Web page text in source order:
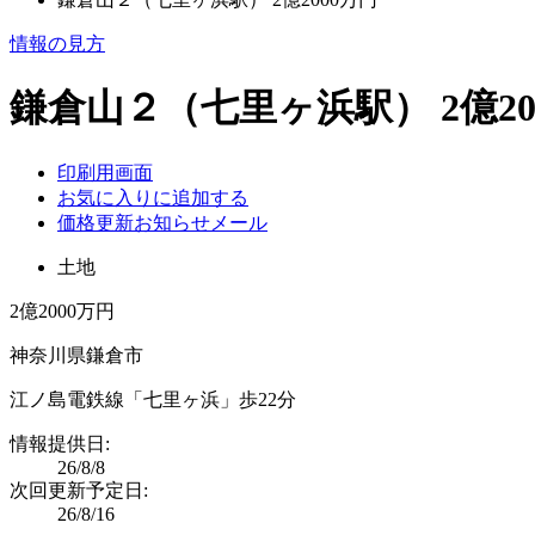
情報の見方
鎌倉山２（七里ヶ浜駅） 2億
印刷用画面
お気に入りに追加する
価格更新お知らせメール
土地
2億2000万円
神奈川県鎌倉市
江ノ島電鉄線「七里ヶ浜」歩22分
情報提供日:
26/8/8
次回更新予定日:
26/8/16